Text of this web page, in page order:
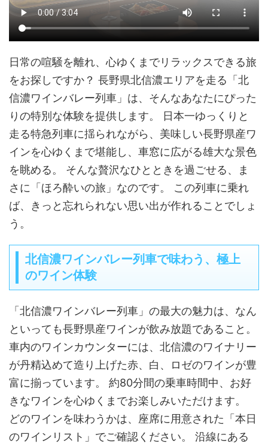
日常の喧騒を離れ、心ゆくまでリラックスできる旅
をお探しですか？ 長野県北信濃エリアを走る「北
信濃ワインバレー列車」は、そんなあなたにぴった
りの特別な体験を提供します。 日本一ゆっくりと
走る特急列車に揺られながら、美味しい長野県産ワ
インを心ゆくまで堪能し、車窓に広がる雄大な景色
を眺める。 そんな贅沢なひとときを過ごせる、ま
さに「ほろ酔いの旅」なのです。 この列車に乗れ
ば、きっと忘れられない思い出が作れることでしょ
う。
北信濃ワインバレー列車で味わう、極上
のワイン体験
「北信濃ワインバレー列車」の最大の魅力は、なん
といっても長野県産ワインが飲み放題であること。
車内のワインカウンターには、北信濃のワイナリー
が丹精込めて造り上げた赤、白、ロゼのワインが豊
富に揃っています。 約80分間の乗車時間中、お好
きなワインを心ゆくまでお楽しみいただけます。
どのワインを味わうかは、座席に用意された「本日
のワインリスト」でご確認ください。 沿線にある